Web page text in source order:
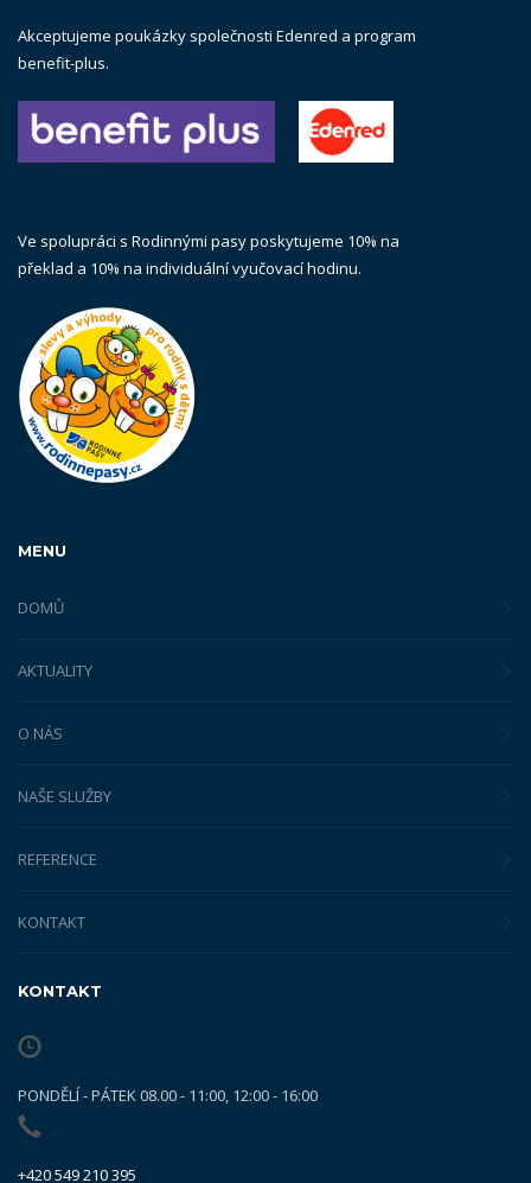
Akceptujeme poukázky společnosti Edenred a program
benefit-plus.
Ve spolupráci s Rodinnými pasy poskytujeme 10% na
překlad a 10% na individuální vyučovací hodinu.
MENU
DOMŮ
AKTUALITY
O NÁS
NAŠE SLUŽBY
REFERENCE
KONTAKT
KONTAKT
PONDĚLÍ - PÁTEK 08.00 - 11:00, 12:00 - 16:00
+420 549 210 395